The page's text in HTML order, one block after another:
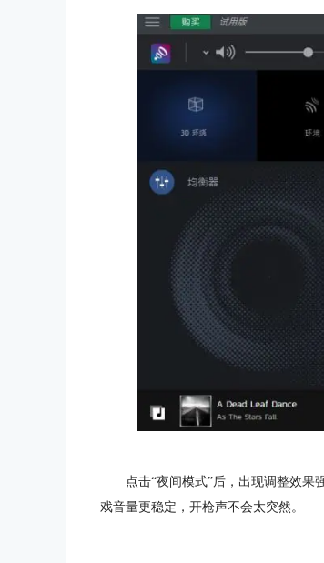
点击“夜间模式”后，出现调整效果
戏音量更稳定，开枪声不会太突然。